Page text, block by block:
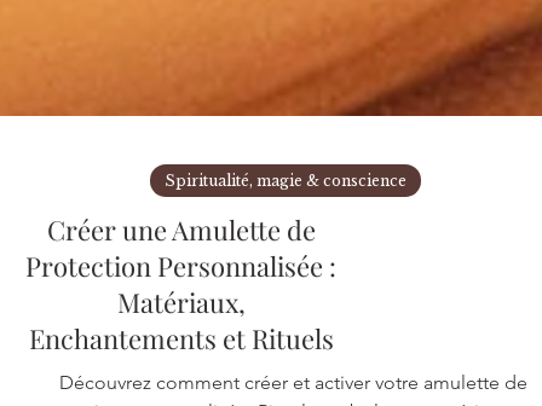
Spiritualité, magie & conscience
Créer une Amulette de
Protection Personnalisée :
Matériaux,
Enchantements et Rituels